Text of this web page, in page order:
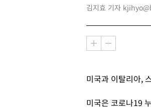
김지효 기자
미국과 이탈리아,
미국은 코로나19